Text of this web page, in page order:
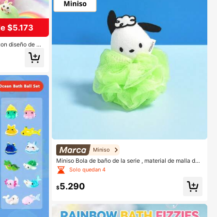
$5.173
diseño de si
de baño, s
con mant
perfecto para
Día de la Madr
Miniso
Miniso Bola de baño de la serie , material de malla de
alta calidad, proporciona una experiencia de baño có
moda
Solo quedan 4
$5.290